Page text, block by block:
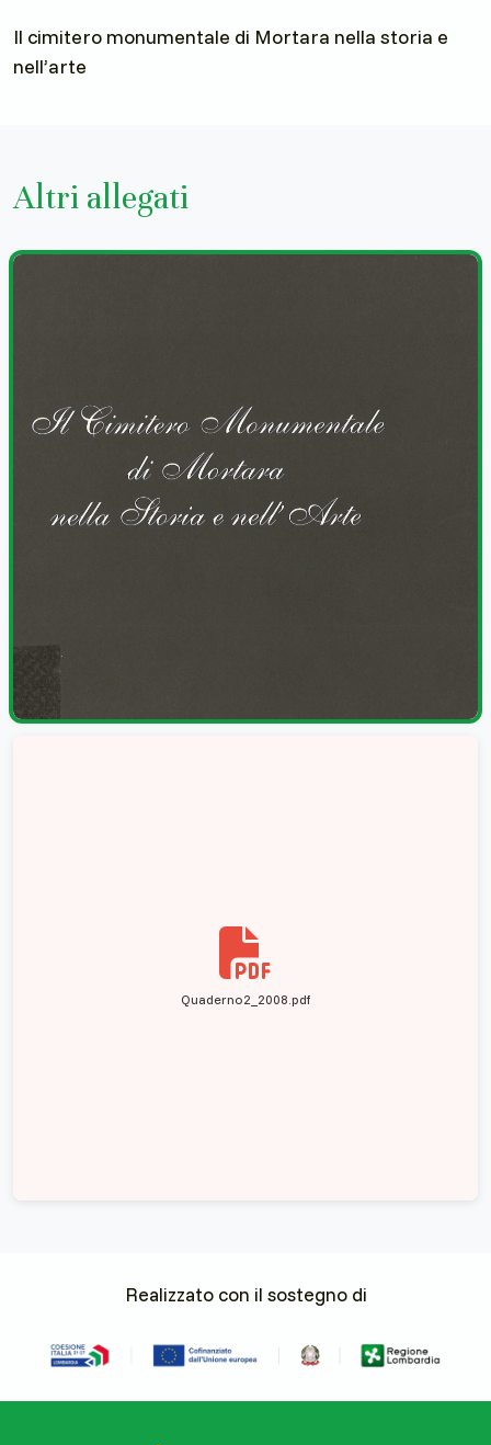
Il cimitero monumentale di Mortara nella storia e
nell’arte
Altri allegati
Quaderno2_2008.pdf
Realizzato con il sostegno di